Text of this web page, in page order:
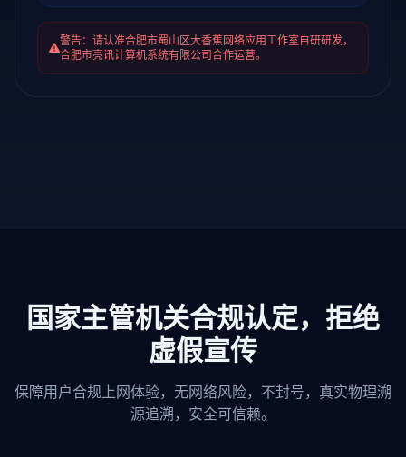
警告：请认准合肥市蜀山区大香蕉网络应用工作室自研研发，
合肥市亮讯计算机系统有限公司合作运营。
国家主管机关合规认定，拒绝
虚假宣传
保障用户合规上网体验，无网络风险，不封号，真实物理溯
源追溯，安全可信赖。